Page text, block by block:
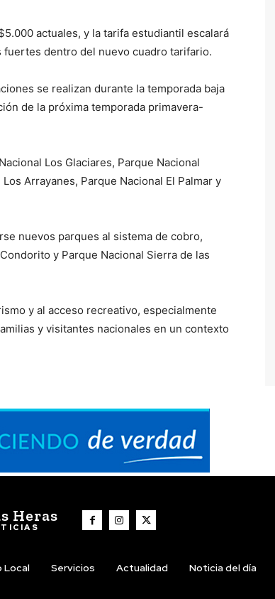
actuales, y la tarifa estudiantil escalará
dentro del nuevo cuadro tarifario.
se realizan durante la temporada baja
de la próxima temporada primavera-
Los Glaciares, Parque Nacional
Arrayanes, Parque Nacional El Palmar y
nuevos parques al sistema de cobro,
y Parque Nacional Sierra de las
y al acceso recreativo, especialmente
y visitantes nacionales en un contexto
Heras
Local Servicios Actualidad Noticia del día